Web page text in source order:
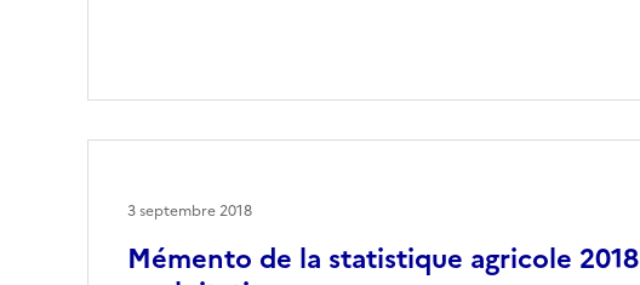
Mémento de la statistique agricole 2018
3 septembre 2018